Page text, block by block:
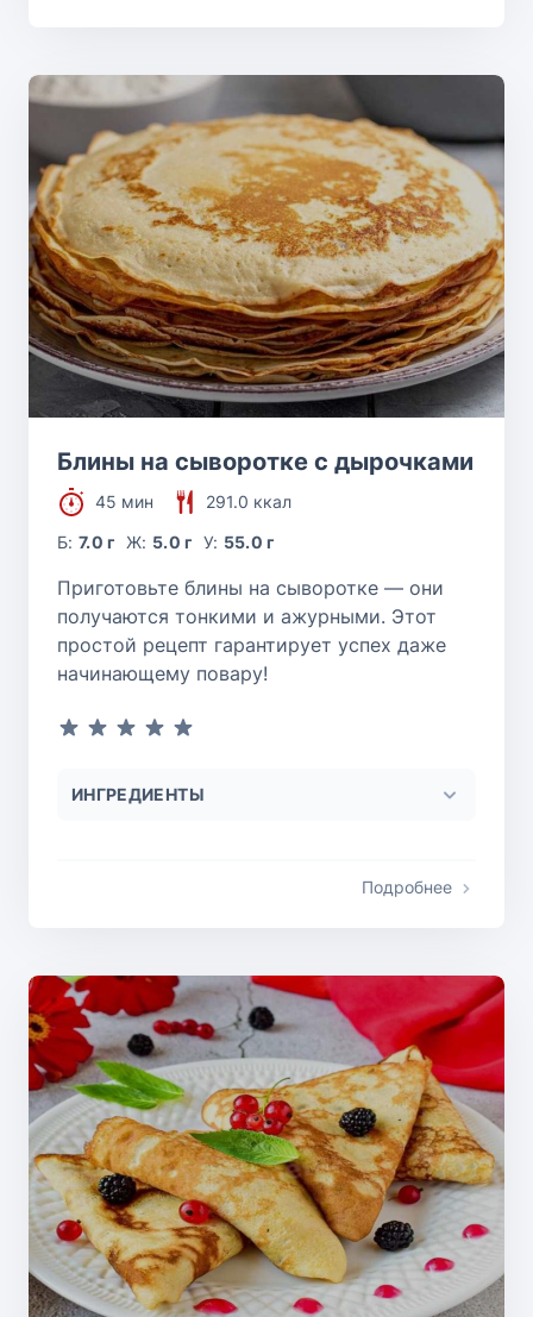
Блины на сыворотке с дырочками
45 мин
291.0 ккал
Б:7.0 г Ж: 5.0 г У: 55.0 г
Приготовьте блины на сыворотке — они
получаются тонкими и ажурными. Этот
простой рецепт гарантирует успех даже
начинающему повару!
ИНГРЕДИЕНТЫ
Подробнее